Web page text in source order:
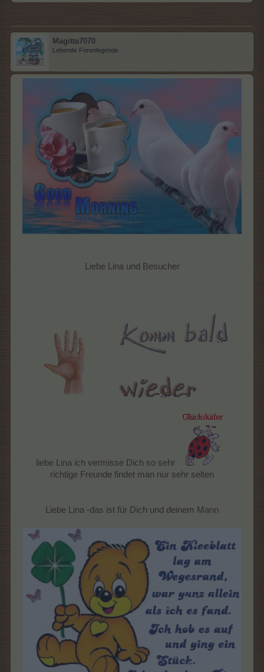
Magitta7070
Lebende Forenlegende
Liebe Lina und Besucher
liebe Lina ich vermisse Dich so sehr
richtige Freunde findet man nur sehr selten
Liebe Lina -das ist für Dich und deinem Mann